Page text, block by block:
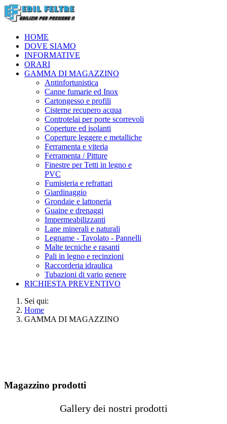
HOME
DOVE SIAMO
INFORMATIVE
ORARI
GAMMA DI MAGAZZINO
Antinfortunistica
Canne fumarie ed Inox
Cartongesso e profili
Cisterne recupero acqua
Controtelai per porte scorrevoli
Coperture ed isolanti
Coperture leggere e metalliche
Ferramenta e viteria
Ferramenta / Pitture
Finestre per Tetti in legno e
PVC
Fumisteria e refrattari
Giardinaggio
Grondaie e lattoneria
Guaine e drenaggi
Impermeabilizzanti
Lane minerali e naturali
Legname - Tavolato - Pannelli
Malte tecniche e rasanti
Pali in legno e recinzioni
Raccorderia idraulica
Tubazioni di vario genere
RICHIESTA PREVENTIVO
Sei qui:
Home
GAMMA DI MAGAZZINO
Magazzino prodotti
Gallery dei nostri prodotti